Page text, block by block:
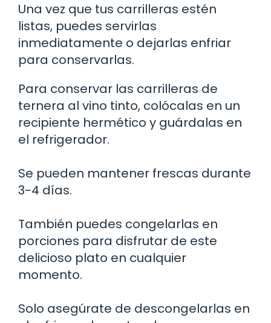
Una vez que tus carrilleras estén
listas, puedes servirlas
inmediatamente o dejarlas enfriar
para conservarlas.
Para conservar las carrilleras de
ternera al vino tinto, colócalas en un
recipiente hermético y guárdalas en
el refrigerador.
Se pueden mantener frescas durante
3-4 días.
También puedes congelarlas en
porciones para disfrutar de este
delicioso plato en cualquier
momento.
Solo asegúrate de descongelarlas en